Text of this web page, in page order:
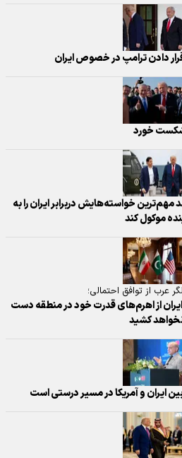
دادن ترامپ در خصوص ایران
شکست خورد
خواسته‌هایش دربرابر ایران را به
موکول کند
عرب از توافق احتمالی؛
ایران از اهرم‌های قدرت خود در منطقه دست
کشید
ایران و آمریکا در مسیر درستی است